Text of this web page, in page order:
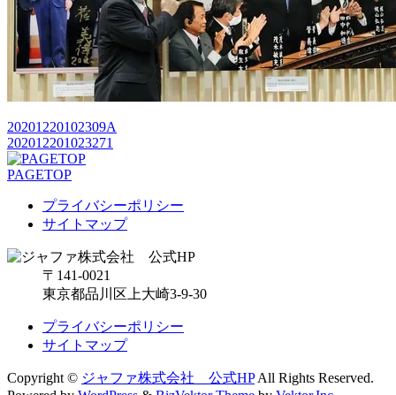
20201220102309A
202012201023271
PAGETOP
プライバシーポリシー
サイトマップ
〒141-0021
東京都品川区上大崎3-9-30
プライバシーポリシー
サイトマップ
Copyright © ジャファ株式会社 公式HPAll Rights Reserved.